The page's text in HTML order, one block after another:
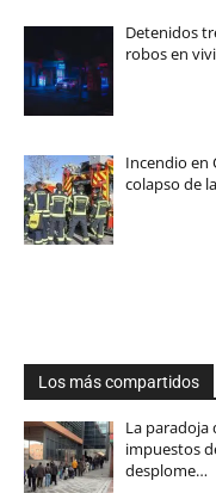
Detenidos
robos en
Incendio en
colapso de
Los más compartidos
La paradoja
impuestos
desplome…